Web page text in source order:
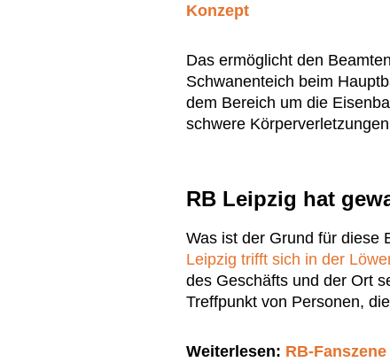
Konzept
Das ermöglicht den
Schwanenteich beim
dem Bereich um die
schwere
RB Leipzig hat
Was ist der Grund für diese
Leipzig trifft sich in der
des Geschäfts und der Ort
Treffpunkt von Personen,
Weiterlesen: RB-